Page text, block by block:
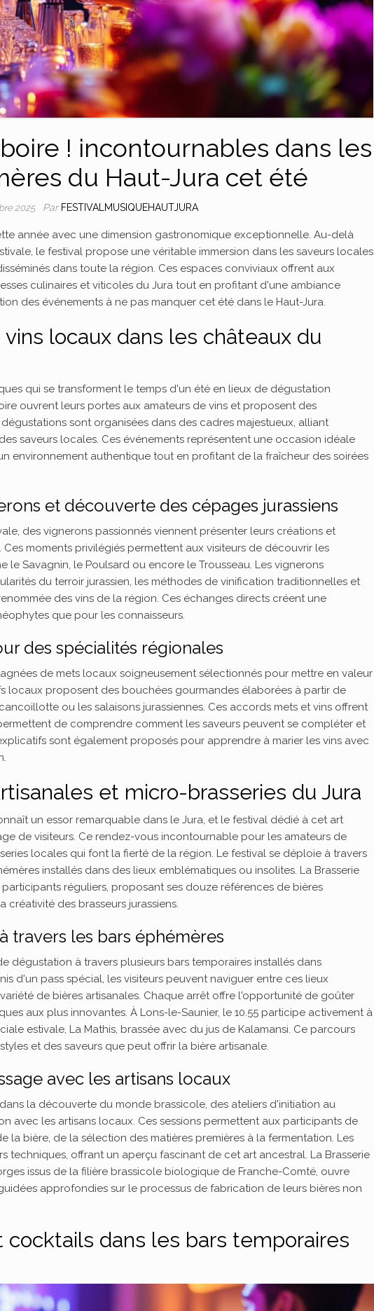
! incontournables dans les
du Haut-Jura cet été
2025 Par FESTIVALMUSIQUEHAUTJURA
année avec une dimension gastronomique exceptionnelle. Au-delà
le festival propose une véritable immersion dans les saveurs locales
dans toute la région. Ces espaces conviviaux offrent aux
culinaires et viticoles du Jura tout en profitant d'une ambiance
des événements à ne pas manquer cet été dans le Haut-Jura.
locaux dans les châteaux du
qui se transforment le temps d'un été en lieux de dégustation
ouvrent leurs portes aux amateurs de vins et proposent des
sont organisées dans des cadres majestueux, alliant
saveurs locales. Ces événements représentent une occasion idéale
environnement authentique tout en profitant de la fraîcheur des soirées
et découverte des cépages jurassiens
des vignerons passionnés viennent présenter leurs créations et
moments privilégiés permettent aux visiteurs de découvrir les
le Savagnin, le Poulsard ou encore le Trousseau. Les vignerons
du terroir jurassien, les méthodes de vinification traditionnelles et
des vins de la région. Ces échanges directs créent une
que pour les connaisseurs.
des spécialités régionales
de mets locaux soigneusement sélectionnés pour mettre en valeur
locaux proposent des bouchées gourmandes élaborées à partir de
ou les salaisons jurassiennes. Ces accords mets et vins offrent
de comprendre comment les saveurs peuvent se compléter et
sont également proposés pour apprendre à marier les vins avec
et micro-brasseries du Jura
un essor remarquable dans le Jura, et le festival dédié à cet art
de visiteurs. Ce rendez-vous incontournable pour les amateurs de
locales qui font la fierté de la région. Le festival se déploie à travers
installés dans des lieux emblématiques ou insolites. La Brasserie
réguliers, proposant ses douze références de bières
des brasseurs jurassiens.
travers les bars éphémères
dégustation à travers plusieurs bars temporaires installés dans
d'un pass spécial, les visiteurs peuvent naviguer entre ces lieux
de bières artisanales. Chaque arrêt offre l'opportunité de goûter
aux plus innovantes. À Lons-le-Saunier, le 10.55 participe activement à
estivale, La Mathis, brassée avec du jus de Kalamansi. Ce parcours
et des saveurs que peut offrir la bière artisanale.
avec les artisans locaux
la découverte du monde brassicole, des ateliers d'initiation au
avec les artisans locaux. Ces sessions permettent aux participants de
la bière, de la sélection des matières premières à la fermentation. Les
techniques, offrant un aperçu fascinant de cet art ancestral. La Brasserie
issus de la filière brassicole biologique de Franche-Comté, ouvre
approfondies sur le processus de fabrication de leurs bières non
cocktails dans les bars temporaires